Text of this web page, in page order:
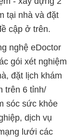
tại nhà và đặt
cập ở trên.
nghệ eDoctor
gói xét nghiệm
đặt lịch khám
trên 6 tỉnh/
sóc sức khỏe
dịch vụ
lưới các